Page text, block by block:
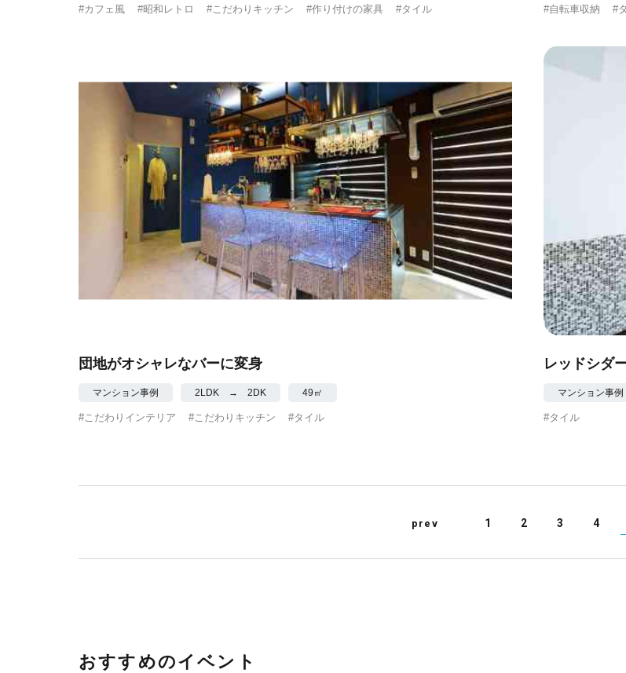
#カフェ風 #昭和レトロ #こだわりキッチン #作り付けの家具 #タイル #自転車収納 #
団地がオシャレなバーに変身
マンション事例 2LDK → 2DK 49㎡
#こだわりインテリア #こだわりキッチン #タイル
レッドシダ
マンション事例
#タイル
prev 1 2 3 4
おすすめのイベント